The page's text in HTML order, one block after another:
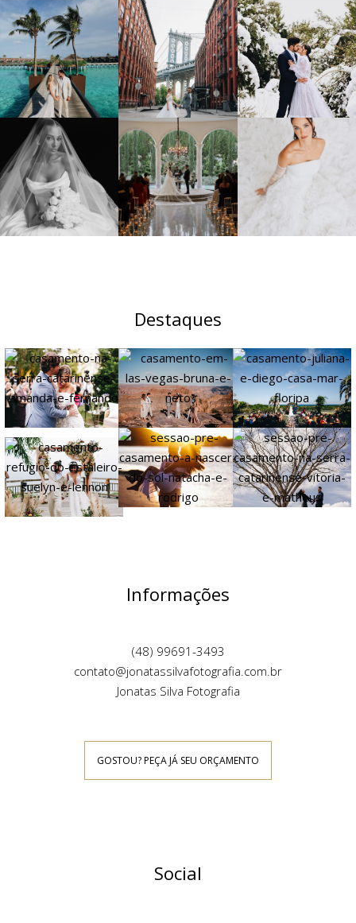
Destaques
Informações
(48) 99691-3493
contato@jonatassilvafotografia.com.br
Jonatas Silva Fotografia
GOSTOU? PEÇA JÁ SEU ORÇAMENTO
Social